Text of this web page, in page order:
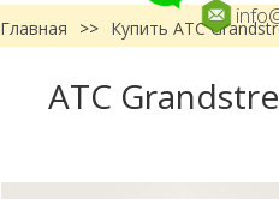
Главная
>> Купить АТС
АТС